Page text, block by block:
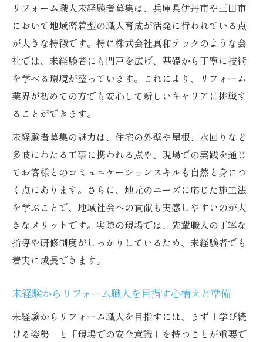
兵庫県伊丹市三田市でワークショップ体験が叶
う理由
リフォーム職人未経験者募集で地域が注目
される背景
ワークショップが未経験者に与える実践的
な学び
が重要な理由
兵庫県の特色を活かした未経験者向け体験
内容紹介
ワークショップ参加で広がるリフォーム職
人の可能性
リフォーム職人を目指すなら未経験者募集へ注
目を
成に最適な理由
未経験者歓迎の職場環境とその魅力を徹底
解説
リフォーム職人未経験者募集は、兵庫県伊丹市や三田市
において地域密着型の職人育成が活発に行われている点
が大きな特徴です。特に株式会社真和テックのような会
社では、未経験者にも門戸を広げ、基礎から丁寧に技術
を学べる環境が整っています。これにより、リフォーム
業界が初めての方でも安心して新しいキャリアに挑戦す
ることができます。
未経験者募集の魅力は、住宅の外壁や屋根、水回りなど
多岐にわたる工事に携われる点や、現場での実践を通じ
てお客様とのコミュニケーションスキルも自然と身につ
く点にあります。さらに、地元のニーズに応じた施工法
を学ぶことで、地域社会への貢献も実感しやすいのが大
きなメリットです。実際の現場では、先輩職人の丁寧な
指導や研修制度がしっかりしているため、未経験者でも
着実に成長できます。
未経験からリフォーム職人を目指す心構えと準備
未経験からリフォーム職人を目指すには、まず「学び続
ける姿勢」と「現場での安全意識」を持つことが重要で